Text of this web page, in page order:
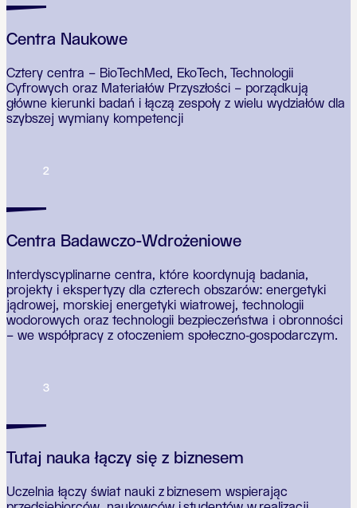
Centra Naukowe
Cztery centra – BioTechMed, EkoTech, Technologii
Cyfrowych oraz Materiałów Przyszłości – porządkują
główne kierunki badań i łączą zespoły z wielu wydziałów dla
szybszej wymiany kompetencji
2
Centra Badawczo-Wdrożeniowe
Interdyscyplinarne centra, które koordynują badania,
projekty i ekspertyzy dla czterech obszarów: energetyki
jądrowej, morskiej energetyki wiatrowej, technologii
wodorowych oraz technologii bezpieczeństwa i obronności
– we współpracy z otoczeniem społeczno‑gospodarczym.
3
Tutaj nauka łączy się z biznesem
Uczelnia łączy świat nauki z biznesem wspierając